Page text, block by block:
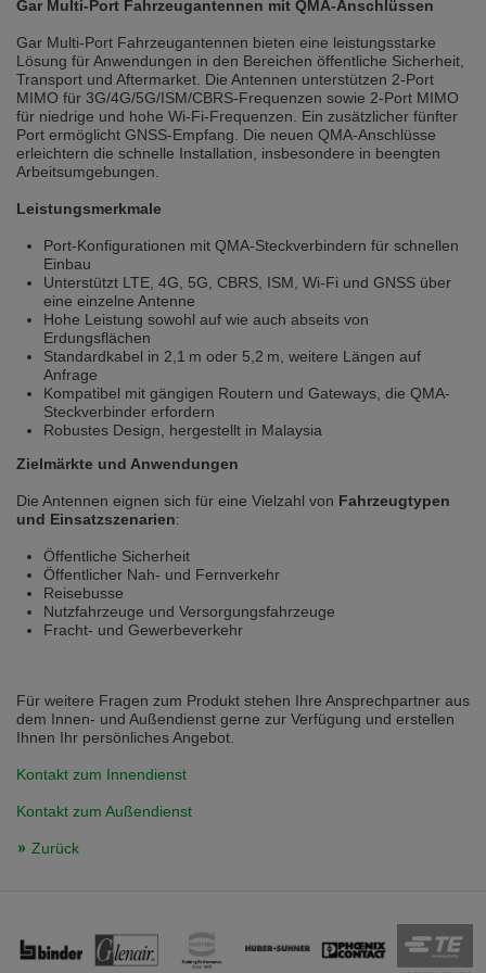
selected one. This website is also available in German. Would you like to
Switch to German version Stay on this version
Wir haben erkannt, dass ihr Browser eine andere Sprache als die derzeit
angezeigte bevorzugt. Diese Webseite ist auch auf Deutsch verfügbar.
Möchten Sie zur Deutschen Version wechseln?
Zur deutschen Version wechseln
selected one. This website is also available in Czech. Would you like to
switch to the Czech version?
Switch to Czech version
Zdá se, že Váš prohlížeč je v jiném jazyce, než jaký je momentálně používán.
Tato stránka je k dispozici i v češtině. Chcete přepnout na českou verzi?
Přepnout na českou verzi Zůstaňte v této verzi
stránka je také k dispozici v němčině. Přejete si přejít na německou verzi?
Přepněte na německou verzi Zůstaňte v této verzi
Wir haben erkannt, dass ihr Browser eine andere Sprache als die derzeit
angezeigte bevorzugt. Diese Webseite ist auch auf Deutsch verfügbar.
Möchten Sie zur Deutschen Version wechseln?
Zur deutschen Version wechseln Auf dieser Version bleiben
verzi?
Přepněte na anglickou verzi
selected one. This website is also available in English. Would you like to
switch to the English version?
Switch to English version
Gar Multi-Port Fahrzeugantennen mit QMA-Anschlüssen
Gar Multi-Port Fahrzeugantennen bieten eine leistungsstarke
Lösung für Anwendungen in den Bereichen öffentliche Sicherheit,
Transport und Aftermarket. Die Antennen unterstützen 2-Port
MIMO für 3G/4G/5G/ISM/CBRS-Frequenzen sowie 2-Port MIMO
für niedrige und hohe Wi-Fi-Frequenzen. Ein zusätzlicher fünfter
Port ermöglicht GNSS-Empfang. Die neuen QMA-Anschlüsse
erleichtern die schnelle Installation, insbesondere in beengten
Arbeitsumgebungen.
Leistungsmerkmale
Port-Konfigurationen mit QMA-Steckverbindern für schnellen
Einbau
Unterstützt LTE, 4G, 5G, CBRS, ISM, Wi-Fi und GNSS über
eine einzelne Antenne
Hohe Leistung sowohl auf wie auch abseits von
Erdungsflächen
Standardkabel in 2,1 m oder 5,2 m, weitere Längen auf
Anfrage
Kompatibel mit gängigen Routern und Gateways, die QMA-
Steckverbinder erfordern
Robustes Design, hergestellt in Malaysia
Zielmärkte und Anwendungen
Die Antennen eignen sich für eine Vielzahl von Fahrzeugtypen
und Einsatzszenarien:
Öffentliche Sicherheit
Öffentlicher Nah- und Fernverkehr
Reisebusse
Nutzfahrzeuge und Versorgungsfahrzeuge
Fracht- und Gewerbeverkehr
Für weitere Fragen zum Produkt stehen Ihre Ansprechpartner aus
dem Innen- und Außendienst gerne zur Verfügung und erstellen
Ihnen Ihr persönliches Angebot.
Kontakt zum Innendienst
Kontakt zum Außendienst
Zurück